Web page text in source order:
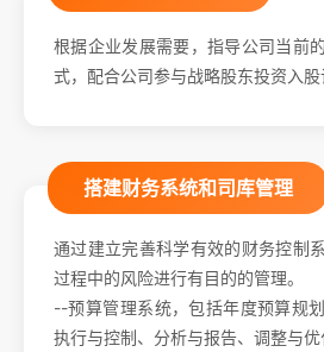
根据企业发展需要，指导公司当前
式，配合公司参与战略股东投资入股
搭建财务系统和司库管理
通过建立完善科学有效的财务控制
过程中的风险进行有目的的管理。
--预算管理系统，包括年度预算规
执行与控制、分析与报告、调整与优